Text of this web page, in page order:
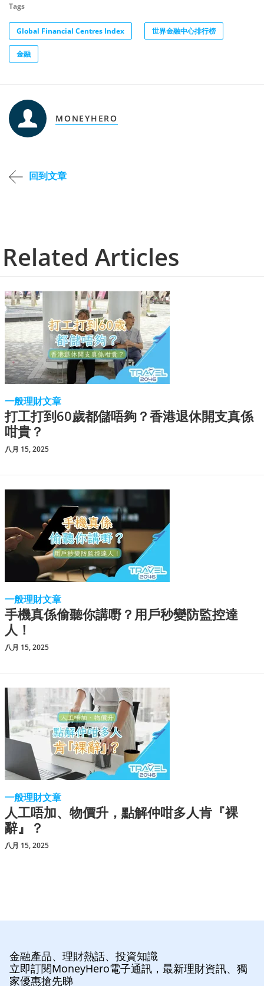
Tags
Global Financial Centres Index 世界金融中心排行榜
金融
MONEYHERO
回到文章
Related Articles
一般理財文章
打工打到60歲都儲唔夠？香港退休開支真係
咁貴？
八月 15, 2025
一般理財文章
手機真係偷聽你講嘢？用戶秒變防監控達
人！
八月 15, 2025
一般理財文章
人工唔加、物價升，點解仲咁多人肯『裸
辭』？
八月 15, 2025
金融產品、理財熱話、投資知識
立即訂閱MoneyHero電子通訊，最新理財資訊、獨
家優惠搶先睇